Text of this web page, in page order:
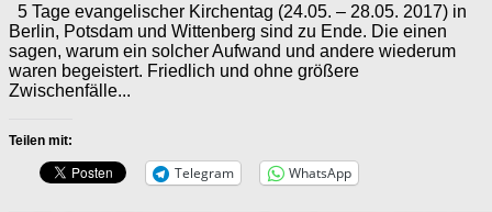
5 Tage evangelischer Kirchentag (24.05. – 28.05. 2017) in
Berlin, Potsdam und Wittenberg sind zu Ende. Die einen
sagen, warum ein solcher Aufwand und andere wiederum
waren begeistert. Friedlich und ohne größere
Zwischenfälle...
Teilen mit:
Telegram WhatsApp